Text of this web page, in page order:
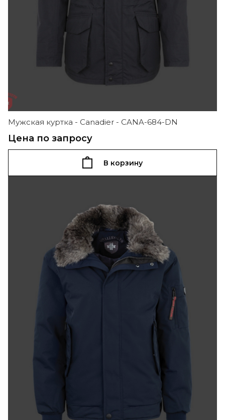
Мужская куртка - Canadier - CANA-684-DN
Цена по запросу
В корзину